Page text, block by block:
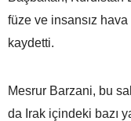
füze ve insansız hava
kaydetti.
Mesrur Barzani, bu
da Irak içindeki bazı